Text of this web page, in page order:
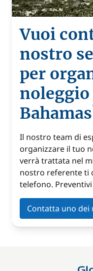
Vuoi
nostro
per
noleggio
Il nostro team di
organizzare il tuo
verrà trattata nel
nostro referente ti
telefono.
Contatta uno